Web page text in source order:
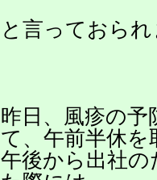
と言っておら
昨日、風疹の
て、午前半休
午後から出社